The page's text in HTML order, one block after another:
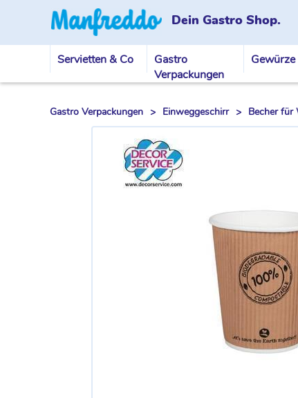
Dein Gastro Shop.
Servietten & Co
Gastro
Verpackungen
Gewürze
Gastro Verpackungen > Einweggeschirr > Becher für